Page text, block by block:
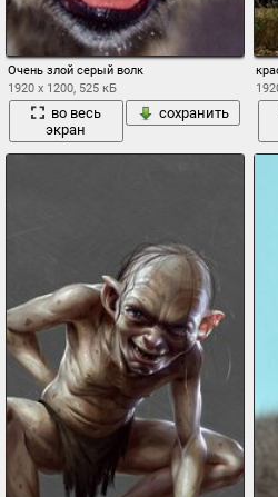
Очень злой серый волк
1920 x 1200, 525 кБ
во весь
экран
сохранить